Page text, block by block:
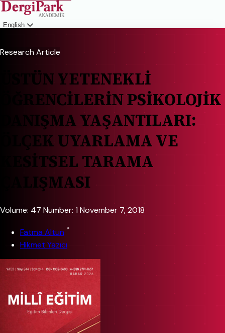
English
Research Article
ÜSTÜN YETENEKLİ
ÖĞRENCİLERİN PSİKOLOJİK
DANIŞMA YAŞANTILARI:
ÖLÇEK UYARLAMA VE
KESİTSEL TARAMA
ÇALIŞMASI
Volume: 47 Number: 1November 7, 2018
Fatma Altun *
Hikmet Yazıcı